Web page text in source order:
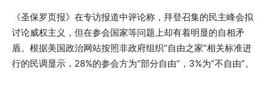
《圣保罗页报》在专访报道中评论称，拜登召集的民主峰会拟
讨论威权主义，但在参会国家等问题上却有着明显的自相矛
盾。根据美国政治网站按照非政府组织“自由之家”相关标准进
行的民调显示，28%的参会方为“部分自由”，3%为“不自由”。